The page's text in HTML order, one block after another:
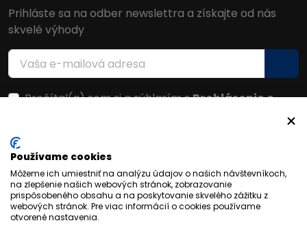
Prihláste sa na odber newslettra a získajte od nás
skvelé výhody
Prečítal(a) som si a súhlasím sPrehlásenie o
Používame cookies
Môžeme ich umiestniť na analýzu údajov o našich návštevníkoch,
na zlepšenie našich webových stránok, zobrazovanie
prispôsobeného obsahu a na poskytovanie skvelého zážitku z
webových stránok. Pre viac informácií o cookies používame
otvorené nastavenia.